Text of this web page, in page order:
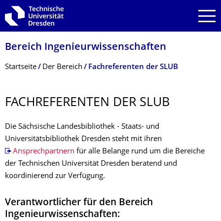
Zur Hauptnavigation springen
Zur Suche springen
Zum Inhalt springen
Bereich Ingenieur­wissen­schaften
Breadcrumb-Menü
Startseite Der Bereich Fachreferenten der SLUB
FACHREFERENTEN DER SLUB
Die Sächsische Landesbibliothek - Staats- und
Universitätsbibliothek Dresden steht mit ihren
Ansprechpartnern für alle Belange rund um die Bereiche
der Technischen Universität Dresden beratend und
koordinierend zur Verfügung.
Verantwortlicher für den Bereich
Ingenieurwissenschaften: